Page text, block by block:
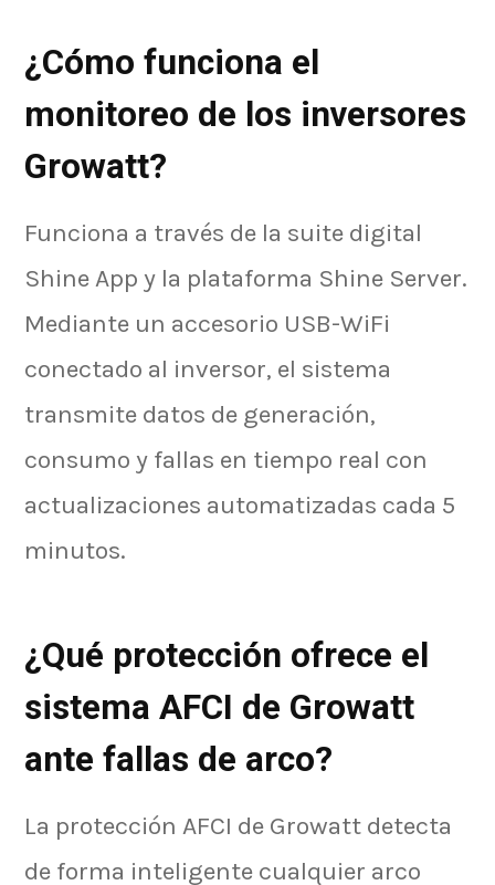
¿Cómo funciona el
monitoreo de los inversores
Growatt?
Funciona a través de la suite digital
Shine App y la plataforma Shine Server.
Mediante un accesorio USB-WiFi
conectado al inversor, el sistema
transmite datos de generación,
consumo y fallas en tiempo real con
actualizaciones automatizadas cada 5
minutos.
¿Qué protección ofrece el
sistema AFCI de Growatt
ante fallas de arco?
La protección AFCI de Growatt detecta
de forma inteligente cualquier arco